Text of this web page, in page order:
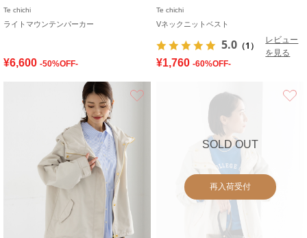
Te chichi
ライトマウンテンパーカー
¥6,600 -50%OFF-
Te chichi
Vネックニットベスト
5.0 （1）
レビュー
を見る
¥1,760 -60%OFF-
SOLD OUT
再入荷受付